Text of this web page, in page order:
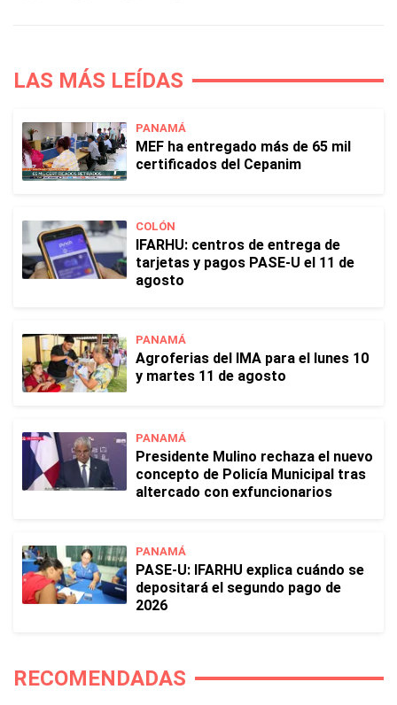
LAS MÁS LEÍDAS
PANAMÁ
MEF ha entregado más de 65 mil
certificados del Cepanim
COLÓN
IFARHU: centros de entrega de
tarjetas y pagos PASE-U el 11 de
agosto
PANAMÁ
Agroferias del IMA para el lunes 10
y martes 11 de agosto
PANAMÁ
Presidente Mulino rechaza el nuevo
concepto de Policía Municipal tras
altercado con exfuncionarios
PANAMÁ
PASE-U: IFARHU explica cuándo se
depositará el segundo pago de
2026
RECOMENDADAS